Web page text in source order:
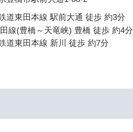
道東田本線 駅前大通 徒歩 約3分
線(豊橋～天竜峡) 豊橋 徒歩 約4分
道東田本線 新川 徒歩 約7分